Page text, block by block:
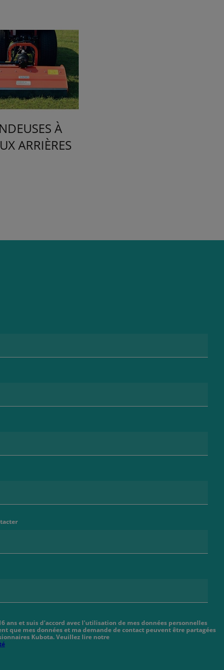
À
ARRIÈRES
ans et suis d'accord avec l'utilisation de mes données personnelles
que mes données et ma demande de contact peuvent être partagées
Kubota. Veuillez lire notre